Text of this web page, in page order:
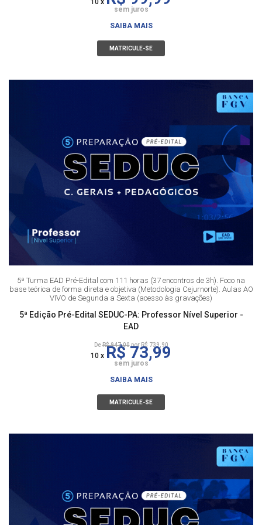
sem juros
SAIBA MAIS
MATRICULE-SE
5ª Turma EAD Pré-Edital com 111 horas (37 encontros de 3h). Foco na
base teórica de forma direta e objetiva (Metodologia Cejurnorte). Aulas AO
VIVO de Segunda a Sexta (acesso às gravações)
5ª Edição Pré-Edital SEDUC-PA: Professor Nível Superior -
EAD
DeR$ 947,00por R$ 739,90
10 x R$ 73,99
sem juros
SAIBA MAIS
MATRICULE-SE